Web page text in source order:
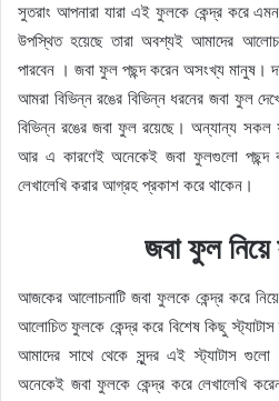
সুতরাং আপনারা যারা এই ফুলকে কেন্দ্র করে
উপস্থিত হয়েছে তারা অবশ্যই আমাদের
পারবেন । জবা ফুল পছন্দ করেন অসংখ্য মানুষ।
আমরা বিভিন্ন রঙের বিভিন্ন ধরনের জবা ফুল
বিভিন্ন রঙের জবা ফুল রয়েছে। অন্যান্য সকল
আর এ কারণেই অনেকেই জবা ফুলগুলো পছন্দ
লেখালেখি করার আগ্রহ প্রকাশ করে থাকেন।
জবা ফুল নিয়ে
আজকের আলোচনাটি জবা ফুলকে কেন্দ্র করে
আলোচিত ফুলকে কেন্দ্র করে বিশেষ কিছু
আমাদের সাথে থেকে সুন্দর এই স্ট্যাটাস গুলো
অনেকেই জবা ফুলকে কেন্দ্র করে লেখালেখি